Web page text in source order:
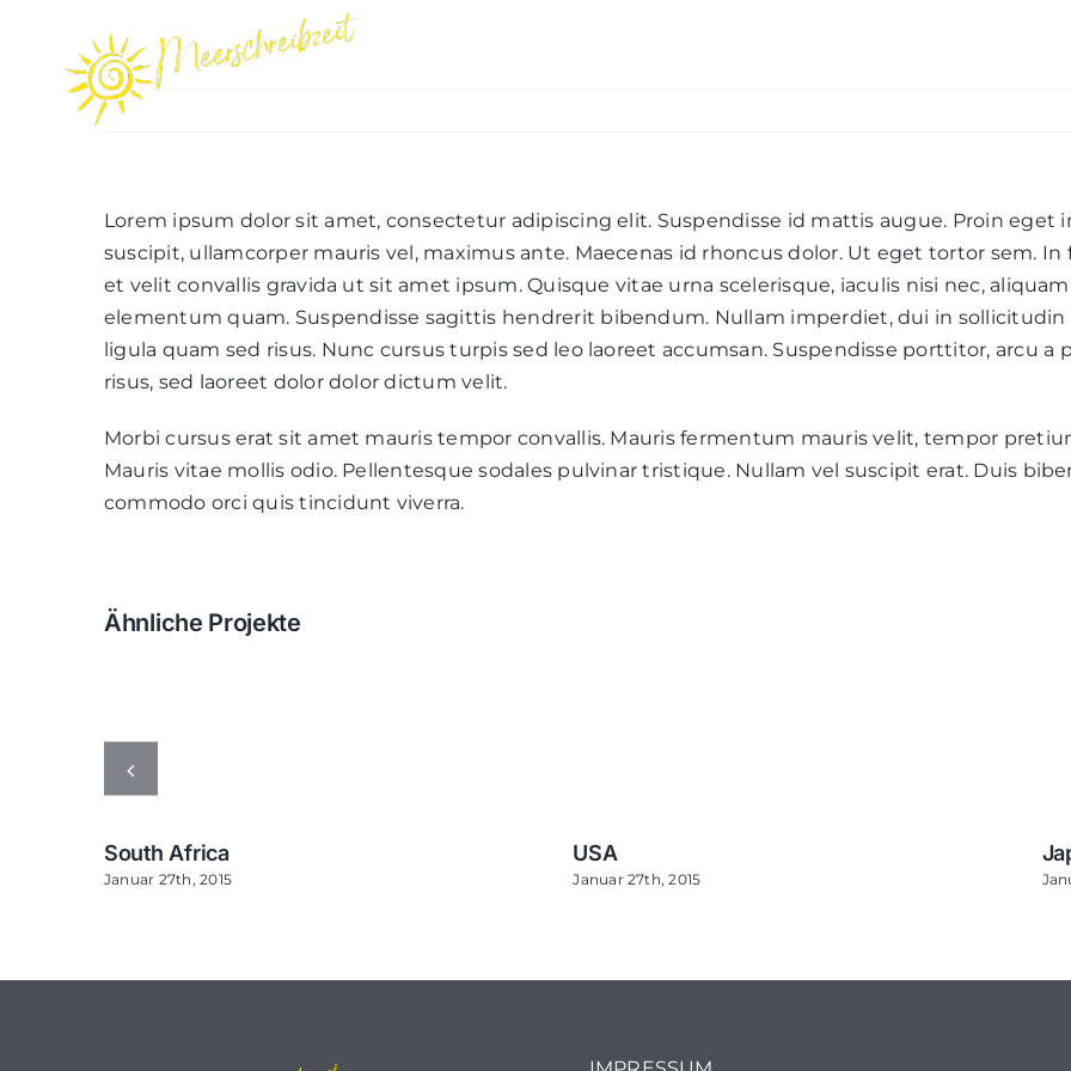
springen
Lorem ipsum dolor sit amet, consectetur adipiscing elit. Suspendisse id mattis augue. Proin eget
suscipit, ullamcorper mauris vel, maximus ante. Maecenas id rhoncus dolor. Ut eget tortor sem.
et velit convallis gravida ut sit amet ipsum. Quisque vitae urna scelerisque, iaculis nisi nec,
elementum quam. Suspendisse sagittis hendrerit bibendum. Nullam imperdiet, dui in
ligula quam sed risus. Nunc cursus turpis sed leo laoreet accumsan. Suspendisse porttitor, arcu
risus, sed laoreet dolor dolor dictum velit.
Morbi cursus erat sit amet mauris tempor convallis. Mauris fermentum mauris velit, tempor
Mauris vitae mollis odio. Pellentesque sodales pulvinar tristique. Nullam vel suscipit erat. Duis
commodo orci quis tincidunt viverra.
Ähnliche Projekte
South Africa
Januar 27th, 2015
USA
Januar 27th, 2015